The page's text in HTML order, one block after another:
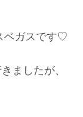
ベガスです♡
ましたが、